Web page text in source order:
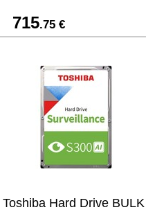
715.75 €
Toshiba Hard Drive BULK